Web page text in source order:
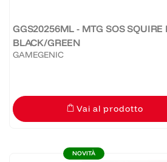
GGS20256ML - MTG SOS SQUIRE
BLACK/GREEN
GAMEGENIC
Vai al prodotto
NOVITÀ